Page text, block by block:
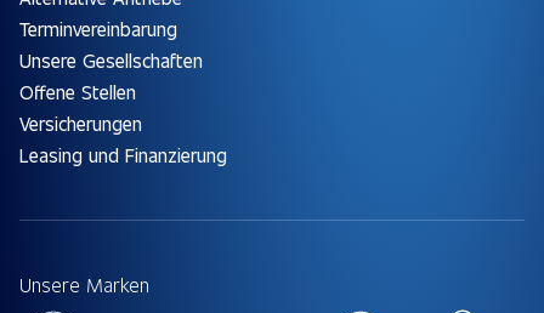
Terminvereinbarung
Unsere Gesellschaften
Offene Stellen
Versicherungen
Leasing und Finanzierung
Unsere Marken